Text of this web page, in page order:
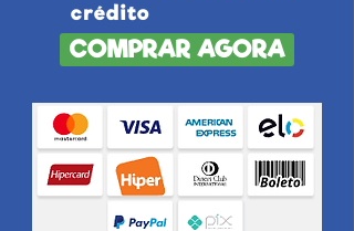
crédito
COMPRAR AGORA